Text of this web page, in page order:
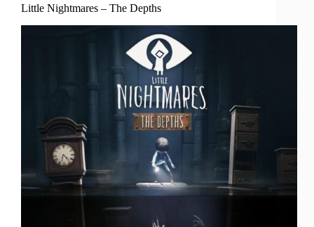
Little Nightmares – The Depths